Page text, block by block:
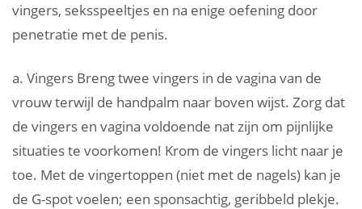
vingers, seksspeeltjes en na enige oefening door
penetratie met de penis.
a. Vingers Breng twee vingers in de vagina van de
vrouw terwijl de handpalm naar boven wijst. Zorg dat
de vingers en vagina voldoende nat zijn om pijnlijke
situaties te voorkomen! Krom de vingers licht naar je
toe. Met de vingertoppen (niet met de nagels) kan je
de G-spot voelen; een sponsachtig, geribbeld plekje.